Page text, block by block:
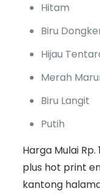
Hitam
Biru
Hijau
Merah
Biru Langit
Putih
Harga Mulai
plus hot print
kantong